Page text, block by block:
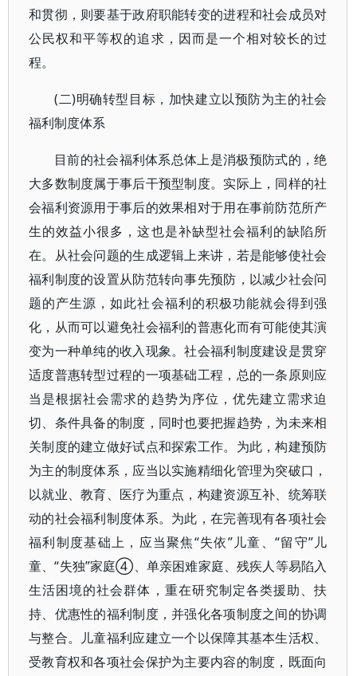
和贯彻，则要基于政府职能转变的进程和社会成员对
公民权和平等权的追求，因而是一个相对较长的过
程。
(二)明确转型目标，加快建立以预防为主的社会
福利制度体系
目前的社会福利体系总体上是消极预防式的，绝
大多数制度属于事后干预型制度。实际上，同样的社
会福利资源用于事后的效果相对于用在事前防范所产
生的效益小很多，这也是补缺型社会福利的缺陷所
在。从社会问题的生成逻辑上来讲，若是能够使社会
福利制度的设置从防范转向事先预防，以减少社会问
题的产生源，如此社会福利的积极功能就会得到强
化，从而可以避免社会福利的普惠化而有可能使其演
变为一种单纯的收入现象。社会福利制度建设是贯穿
适度普惠转型过程的一项基础工程，总的一条原则应
当是根据社会需求的趋势为序位，优先建立需求迫
切、条件具备的制度，同时也要把握趋势，为未来相
关制度的建立做好试点和探索工作。为此，构建预防
为主的制度体系，应当以实施精细化管理为突破口，
以就业、教育、医疗为重点，构建资源互补、统筹联
动的社会福利制度体系。为此，在完善现有各项社会
福利制度基础上，应当聚焦“失依”儿童、“留守”儿
童、“失独”家庭④、单亲困难家庭、残疾人等易陷入
生活困境的社会群体，重在研究制定各类援助、扶
持、优惠性的福利制度，并强化各项制度之间的协调
与整合。儿童福利应建立一个以保障其基本生活权、
受教育权和各项社会保护为主要内容的制度，既面向